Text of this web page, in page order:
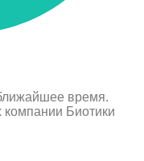
время.
Биотики